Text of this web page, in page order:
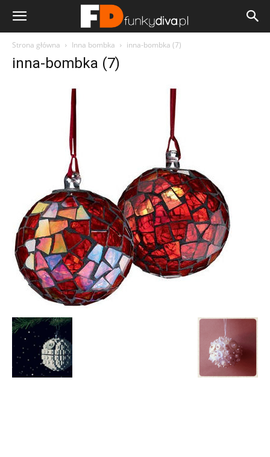
Strona główna Inna bombka inna-bombka (7)
inna-bombka (7)